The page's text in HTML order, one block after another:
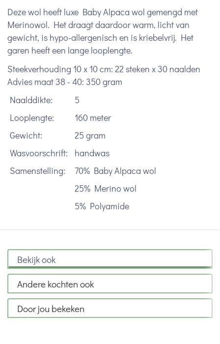
Deze wol heeft luxe Baby Alpaca wol gemengd met
Merinowol. Het draagt daardoor warm, licht van
gewicht, is hypo-allergenisch en is kriebelvrij. Het
garen heeft een lange looplengte.
Steekverhouding 10 x 10 cm: 22 steken x 30 naalden
Advies maat 38 - 40: 350 gram
Naalddikte:
5
Looplengte:
160 meter
Gewicht:
25 gram
Wasvoorschrift:
handwas
Samenstelling:
70% Baby Alpaca wol
25% Merino wol
5% Polyamide
Bekijk ook
Andere kochten ook
Door jou bekeken